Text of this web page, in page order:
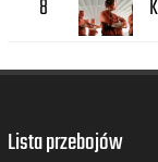
8
Lista przebojów